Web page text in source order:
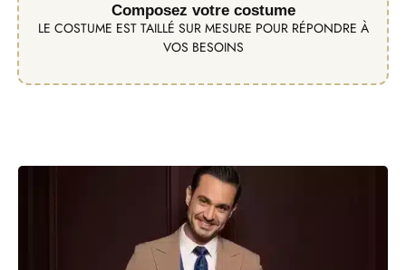
Composez votre costume
LE COSTUME EST TAILLÉ SUR MESURE POUR RÉPONDRE À
VOS BESOINS